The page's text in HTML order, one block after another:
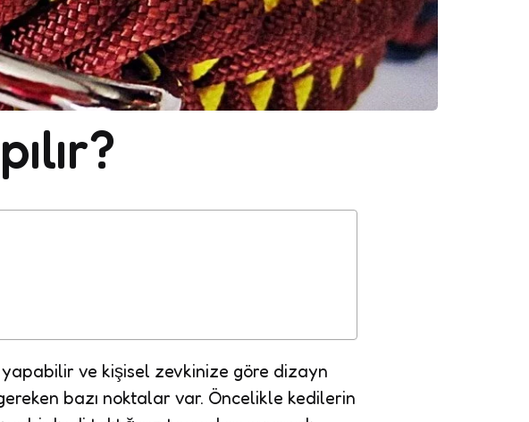
ve kişisel zevkinize göre dizayn
bazı noktalar var. Öncelikle kedilerin